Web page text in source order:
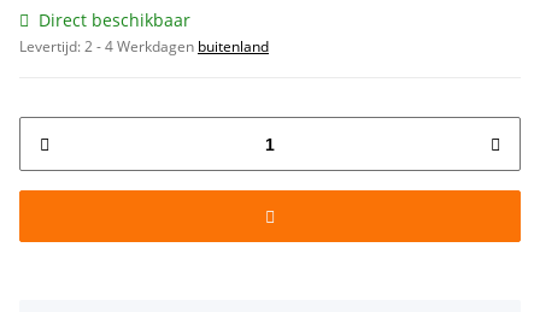
Direct beschikbaar
Levertijd:2 - 4 Werkdagen buitenland